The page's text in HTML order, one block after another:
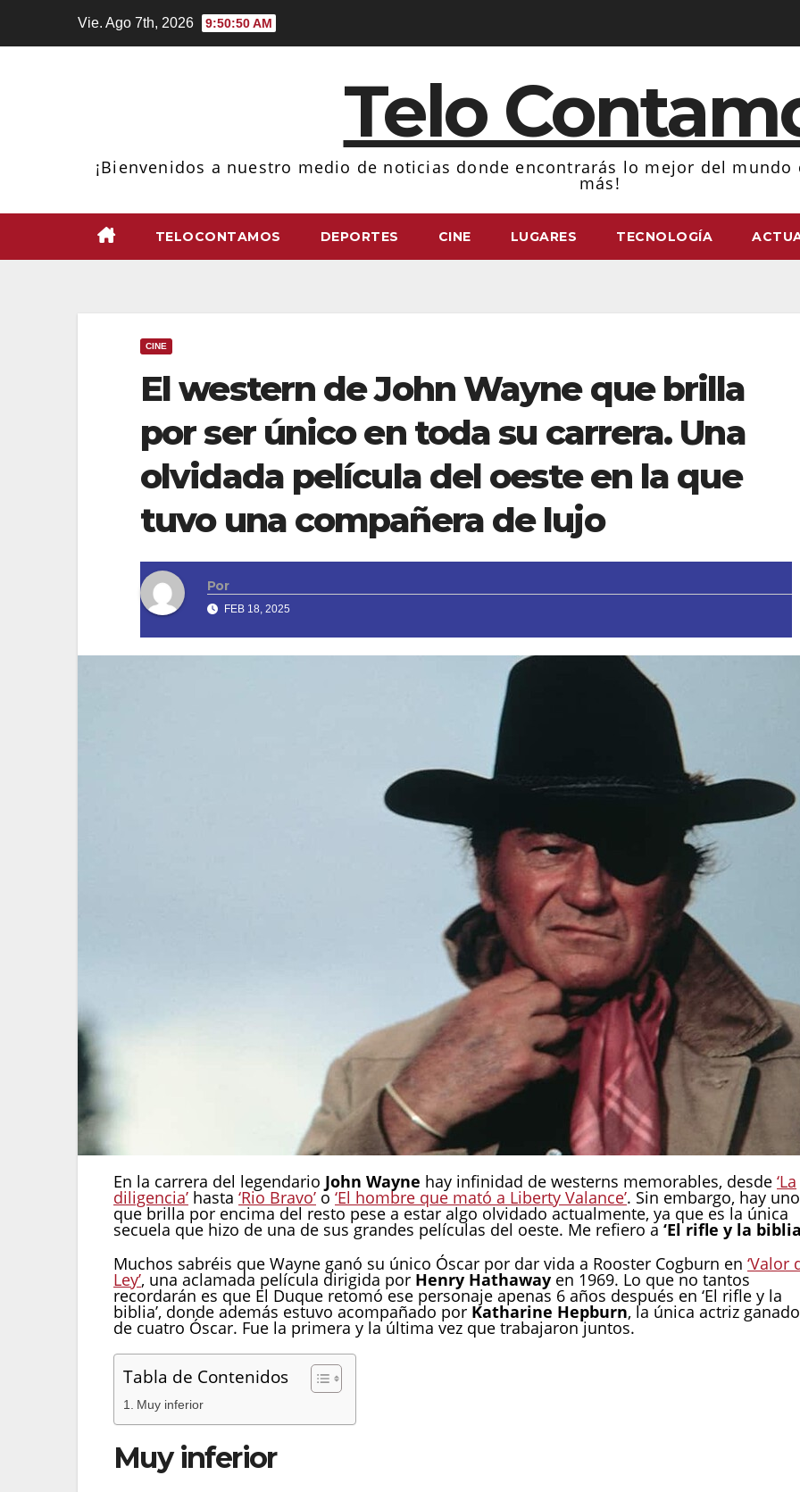
Vie. Ago 7th, 2026 9:50:52 AM
Telo
¡Bienvenidos a nuestro medio de noticias donde encontrarás lo mejor del
más!
TELOCONTAMOS DEPORTES CINE LUGARES TECNOLOGÍA
CINE
El western de John Wayne que brilla
por ser único en toda su carrera. Una
olvidada película del oeste en la que
tuvo una compañera de lujo
Por
FEB 18, 2025
En la carrera del legendario John Wayne hay infinidad de westerns memorables, desde ‘La
diligencia’ hasta ‘Rio Bravo’ o ‘El hombre que mató a Liberty Valance’. Sin embargo, hay uno
que brilla por encima del resto pese a estar algo olvidado actualmente, ya que es la única
secuela que hizo de una de sus grandes películas del oeste. Me refiero a ‘El rifle y la
Muchos sabréis que Wayne ganó su único Óscar por dar vida a Rooster Cogburn en ‘Valor
Ley’, una aclamada película dirigida por Henry Hathaway en 1969. Lo que no tantos
recordarán es que El Duque retomó ese personaje apenas 6 años después en ‘El rifle y la
biblia’, donde además estuvo acompañado por Katharine Hepburn, la única actriz
de cuatro Óscar. Fue la primera y la última vez que trabajaron juntos.
Tabla de Contenidos
Muy inferior
Muy inferior